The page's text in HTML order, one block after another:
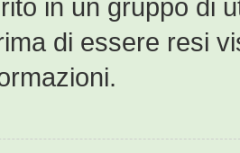
in un gruppo di
di essere resi